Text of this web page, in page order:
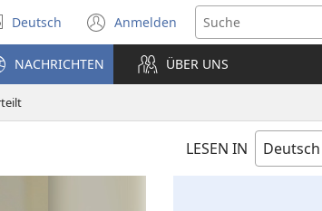
Sprache
auswählen
Deutsch Anmelden
(öffnet
neues
Fenster)
NACHRICHTEN ÜBER UNS
LESEN IN